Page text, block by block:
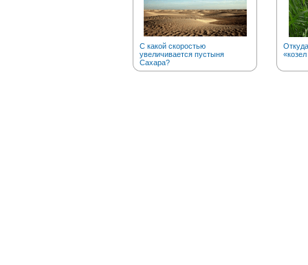
С какой скоростью
увеличивается пустыня
Сахара?